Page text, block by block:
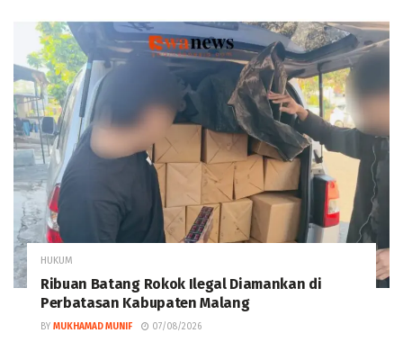
HUKUM
Ribuan Batang Rokok Ilegal Diamankan di
Perbatasan Kabupaten Malang
BY MUKHAMAD MUNIF 07/08/2026